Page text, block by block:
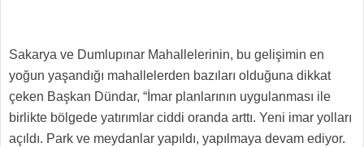
Sakarya ve Dumlupınar Mahallelerinin, bu gelişimin en
yoğun yaşandığı mahallelerden bazıları olduğuna dikkat
çeken Başkan Dündar, “İmar planlarının uygulanması ile
birlikte bölgede yatırımlar ciddi oranda arttı. Yeni imar yolları
açıldı. Park ve meydanlar yapıldı, yapılmaya devam ediyor.